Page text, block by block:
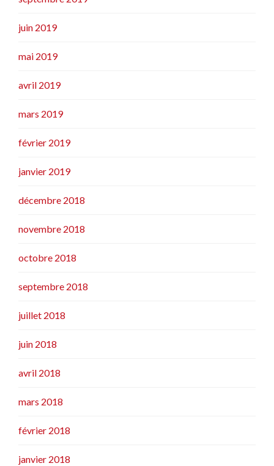
juin 2019
mai 2019
avril 2019
mars 2019
février 2019
janvier 2019
décembre 2018
novembre 2018
octobre 2018
septembre 2018
juillet 2018
juin 2018
avril 2018
mars 2018
février 2018
janvier 2018